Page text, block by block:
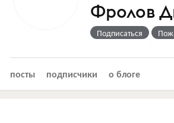
Фролов
Подписаться
посты подписчики о блоге